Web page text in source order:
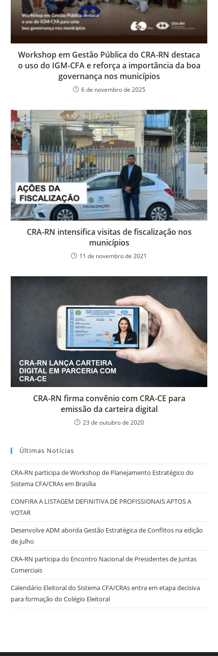
Workshop em Gestão Pública do CRA-RN destaca
o uso do IGM-CFA e reforça a importância da boa
governança nos municípios
6 de novembro de 2025
CRA-RN intensifica visitas de fiscalização nos
municípios
11 de novembro de 2021
CRA-RN firma convênio com CRA-CE para
emissão da carteira digital
23 de outubro de 2020
Últimas Notícias
CRA-RN participa de Workshop de Planejamento Estratégico do
Sistema CFA/CRAs em Brasília
CONFIRA A LISTAGEM DEFINITIVA DE PROFISSIONAIS APTOS A
VOTAR
Desenvolve ADM aborda Gestão Estratégica de Conflitos na edição
de julho
CRA-RN participa do Encontro Nacional de Presidentes de Juntas
Comerciais
Calendário Eleitoral do Sistema CFA/CRAs entra em etapa decisiva
para formação do Colégio Eleitoral